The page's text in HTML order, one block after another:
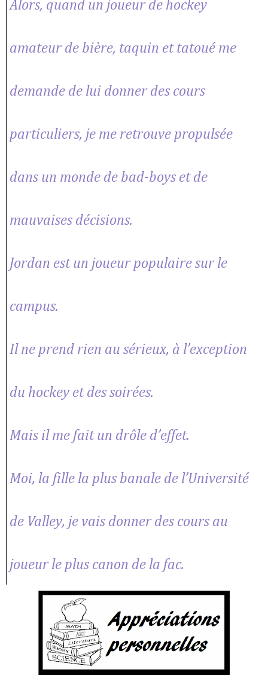
Alors, quand un joueur de hockey
amateur de bière, taquin et tatoué me
demande de lui donner des cours
particuliers, je me retrouve propulsée
dans un monde de bad-boys et de
mauvaises décisions.
Jordan est un joueur populaire sur le
campus.
Il ne prend rien au sérieux, à l’exception
du hockey et des soirées.
Mais il me fait un drôle d’effet.
Moi, la fille la plus banale de l’Université
de Valley, je vais donner des cours au
joueur le plus canon de la fac.